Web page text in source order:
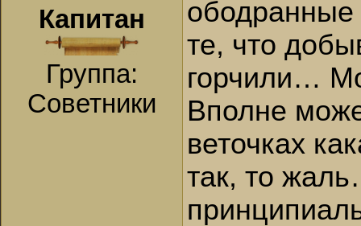
Капитан
Группа:
Советники
ободранные
те, что
горчили…
Вполне
веточках
так, то